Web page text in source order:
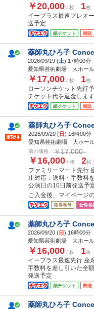
￥20,000 / 枚 1枚
イープラス最速プレオ
送予定
紙チケット 郵送
薬師丸ひろ子
2026/09/19 (土) 17時00分
愛知県芸術劇場 大ホー
￥17,000 / 枚 1枚
ローソンチケット先行
チケット代を返金しま
紙チケット 郵送
薬師丸ひろ子
2026/09/20 (日) 16時00分
愛知県芸術劇場 大ホー
前の価格： ￥17,000
￥16,000 / 枚 2枚
ファミリーマート先行
止対応：送料・手数料
公演日の10日前発送予
ご入金後、マイページ
発券番号 女性名
薬師丸ひろ子
2026/09/20 (日) 16時00分
愛知県芸術劇場 大ホー
￥16,000 / 枚 1枚
イープラス最速先行 座
手数料を差し引いた全
発送予定
紙チケット 郵送
薬師丸ひろ子